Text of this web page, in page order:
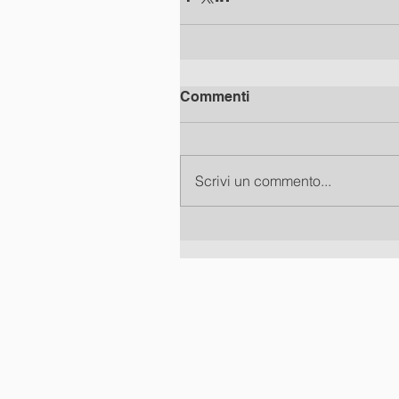
Commenti
Scrivi un commento...